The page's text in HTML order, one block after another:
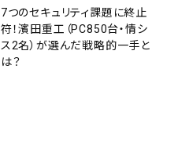
7つのセキュリティ課題に終止
符！濱田重工（PC850台・情シ
ス2名）が選んだ戦略的一手と
は？